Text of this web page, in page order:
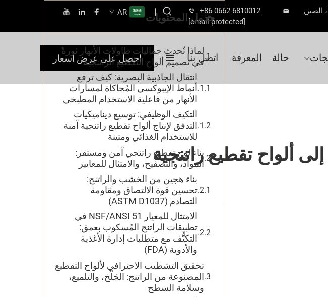
+86-0662-6810012
[email protected]
|
AR
حالة المعرفة اتصل بنا احصل على عرض أسعار
ألواح تقطيع راتنجية
جدول المحتويات
لماذا تُحدث جماليات طاولات الأنهار ثورةً
في تصميم ألواح التقطيع الراتنجية
انتقال الجاذبية البصرية: كيف ترفع
أنماط الإيبوكسي المُحاكاة لمسارات
الأنهار من فاعلية الاستخدام المطبخي
التكيف الوظيفي: توسيع ديناميكيات
التدفق لإنتاج ألواح تقطيع راتنجية آمنة
للاستخدام الغذائي ومتينة
بناء لوح تقطيع راتنجي آمن ومستقر:
المواد، والتصفيح، والامتثال للمعايير
بناء هجين من الخشب والراتنج:
تحسين قوة الالتصاق ومقاومة
التصادم (ASTM D1037)
الامتثال للمعيار NSF/ANSI 51 في
تطبيقات الراتنج المُسكوب بعمق:
التكيُّف مع متطلبات إدارة الأغذية
والأدوية (FDA)
تحقيق التشطيب الاحترافي لألواح التقطيع
المصنوعة من الراتنج: الجَلْخ، والتلميع،
وسلامة السطح